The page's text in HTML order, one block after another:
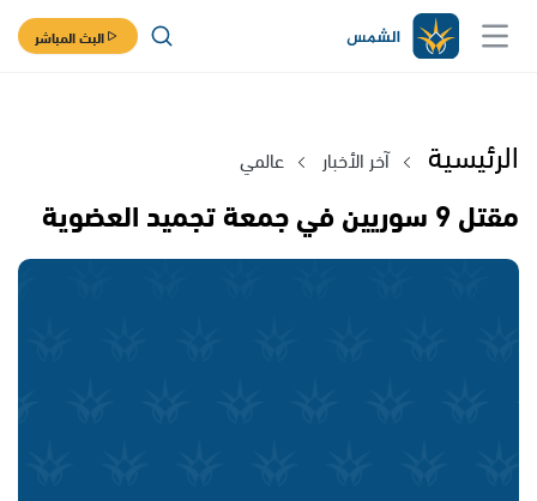
البث المباشر
الرئيسية آخر الأخبار عالمي
مقتل 9 سوريين في جمعة تجميد العضوية